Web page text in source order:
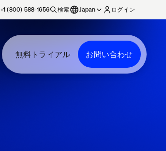
+1 (800) 588-1656 検索 Japan ログイン
無料トライアル お問い合わせ